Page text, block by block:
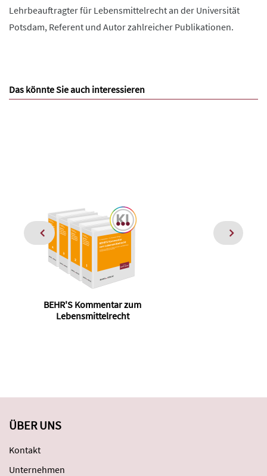
Lehrbeauftragter für Lebensmittelrecht an der Universität
Potsdam, Referent und Autor zahlreicher Publikationen.
Das könnte Sie auch interessieren
BEHR'S Kommentar zum
Lebensmittelrecht
ÜBER UNS
Kontakt
Unternehmen